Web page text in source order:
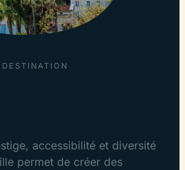
accessibilité et diversité
permet de créer des